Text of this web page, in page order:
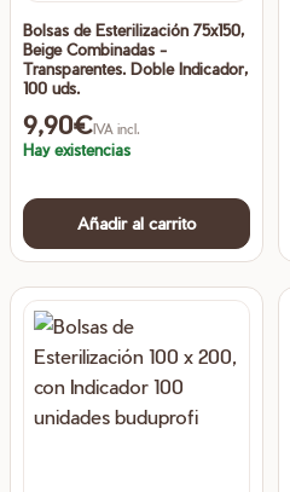
Bolsas de Esterilización 75x150,
Beige Combinadas -
Transparentes. Doble Indicador,
100 uds.
9,90€IVA incl.
Hay existencias
Añadir al carrito